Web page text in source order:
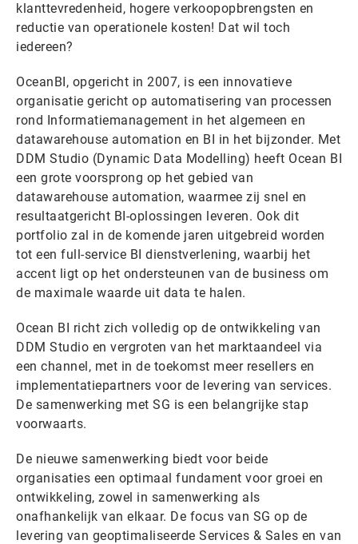
klanttevredenheid, hogere verkoopopbrengsten en
reductie van operationele kosten! Dat wil toch
iedereen?
OceanBI, opgericht in 2007, is een innovatieve
organisatie gericht op automatisering van processen
rond Informatiemanagement in het algemeen en
datawarehouse automation en BI in het bijzonder. Met
DDM Studio (Dynamic Data Modelling) heeft Ocean BI
een grote voorsprong op het gebied van
datawarehouse automation, waarmee zij snel en
resultaatgericht BI-oplossingen leveren. Ook dit
portfolio zal in de komende jaren uitgebreid worden
tot een full-service BI dienstverlening, waarbij het
accent ligt op het ondersteunen van de business om
de maximale waarde uit data te halen.
Ocean BI richt zich volledig op de ontwikkeling van
DDM Studio en vergroten van het marktaandeel via
een channel, met in de toekomst meer resellers en
implementatiepartners voor de levering van services.
De samenwerking met SG is een belangrijke stap
voorwaarts.
De nieuwe samenwerking biedt voor beide
organisaties een optimaal fundament voor groei en
ontwikkeling, zowel in samenwerking als
onafhankelijk van elkaar. De focus van SG op de
levering van geoptimaliseerde Services & Sales en van